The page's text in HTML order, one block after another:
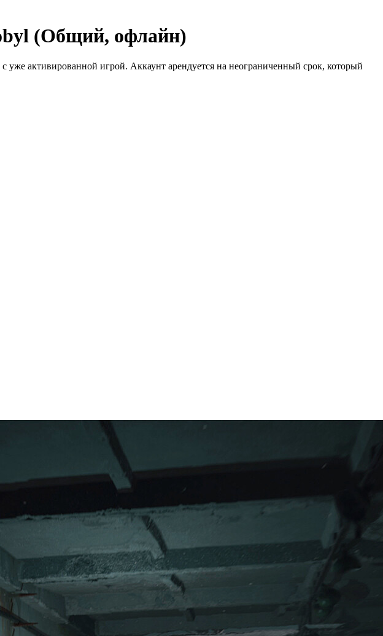
(Общий, офлайн)
активированной игрой. Аккаунт арендуется на неограниченный срок, который